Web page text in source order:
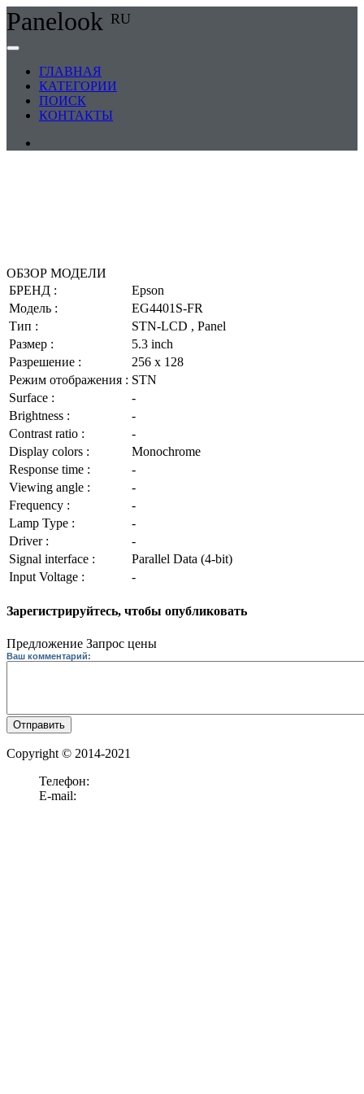
Panelook RU
ГЛАВНАЯ
КАТЕГОРИИ
ПОИСК
КОНТАКТЫ
ОБЗОР МОДЕЛИ
БРЕНД :
Epson
Модель :
EG4401S-FR
Тип :
STN-LCD , Panel
Размер :
5.3 inch
Разрешение :
256 x 128
Режим отображения : STN
Surface :
-
Brightness :
-
Contrast ratio :
-
Display colors :
Monochrome
Response time :
-
Viewing angle :
-
Frequency :
-
Lamp Type :
-
Driver :
-
Signal interface :
Parallel Data (4-bit)
Input Voltage :
-
Зарегистрируйтесь, чтобы опубликовать
Предложение Запрос цены
Ваш комментарий:
Отправить
Copyright © 2014-2021
Телефон:
E-mail: